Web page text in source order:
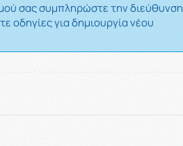
σας συμπληρώστε την διεύθυνση
οδηγίες για δημιουργία νέου